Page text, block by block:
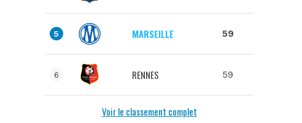
5 MARSEILLE 59
6 RENNES 59
Voir le classement complet